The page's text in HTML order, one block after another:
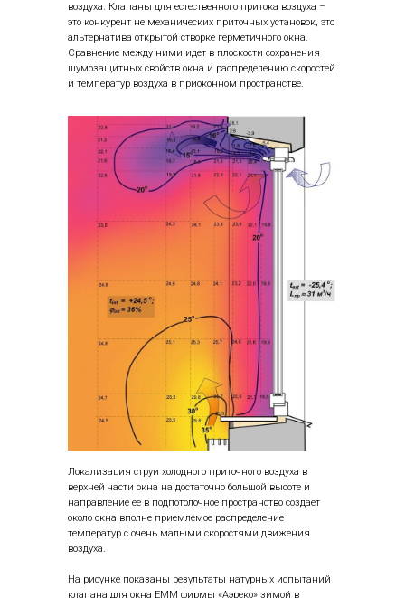
воздуха. Клапаны для естественного притока воздуха –
это конкурент не механических приточных установок, это
альтернатива открытой створке герметичного окна.
Сравнение между ними идет в плоскости сохранения
шумозащитных свойств окна и распределению скоростей
и температур воздуха в приоконном пространстве.
Локализация струи холодного приточного воздуха в
верхней части окна на достаточно большой высоте и
направление ее в подпотолочное пространство создает
около окна вполне приемлемое распределение
температур с очень малыми скоростями движения
воздуха.
На рисунке показаны результаты натурных испытаний
клапана для окна ЕММ фирмы «Аэреко» зимой в